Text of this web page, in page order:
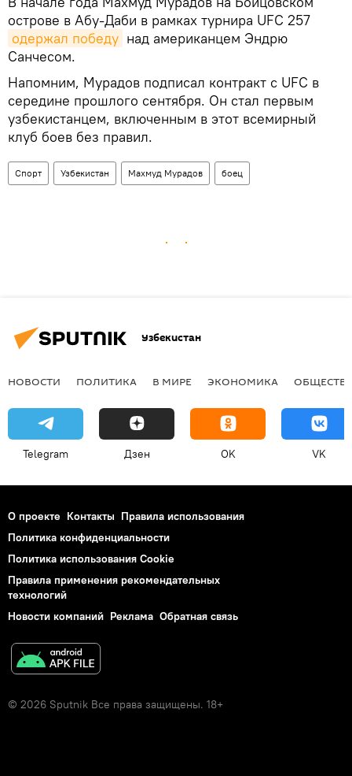
острове в Абу-Даби в рамках турнира UFC 257
одержал победу над американцем Эндрю
Санчесом.
Напомним, Мурадов подписал контракт с UFC в
середине прошлого сентября. Он стал первым
узбекистанцем, включенным в этот всемирный
клуб боев без правил.
Спорт Узбекистан Махмуд Мурадов боец
Узбекистан
НОВОСТИ ПОЛИТИКА В МИРЕ ЭКОНОМИКА
Telegram Дзен OK VK
О проекте Контакты Правила использования
Политика конфиденциальности
Политика использования Cookie
Правила применения рекомендательных
технологий
Новости компаний Реклама Обратная связь
© 2026 Sputnik Все права защищены. 18+